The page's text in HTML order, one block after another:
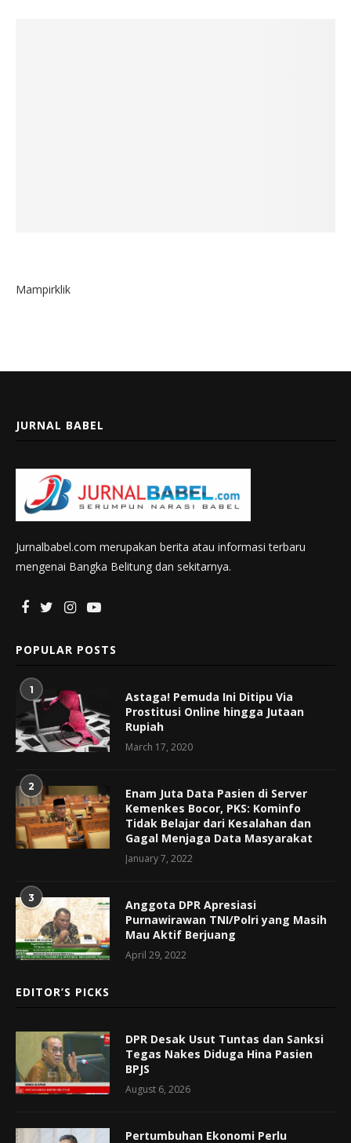
Mampirklik
JURNAL BABEL
Jurnalbabel.com merupakan berita atau informasi terbaru
mengenai Bangka Belitung dan sekitarnya.
POPULAR POSTS
1
Astaga! Pemuda Ini Ditipu Via
Prostitusi Online hingga Jutaan
Rupiah
March 17, 2020
2
Enam Juta Data Pasien di Server
Kemenkes Bocor, PKS: Kominfo
Tidak Belajar dari Kesalahan dan
Gagal Menjaga Data Masyarakat
January 7, 2022
3
Anggota DPR Apresiasi
Purnawirawan TNI/Polri yang Masih
Mau Aktif Berjuang
April 29, 2022
EDITOR’S PICKS
DPR Desak Usut Tuntas dan Sanksi
Tegas Nakes Diduga Hina Pasien
BPJS
August 6, 2026
Pertumbuhan Ekonomi Perlu